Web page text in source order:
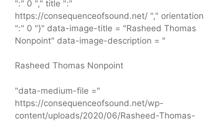
":" 0 "," title ":"
https://consequenceofsound.net/ "," orientation
":" 0 "}" data-image-title = "Rasheed Thomas
Nonpoint" data-image-description = "
Rasheed Thomas Nonpoint
"data-medium-file ="
https://consequenceofsound.net/wp-
content/uploads/2020/06/Rasheed-Thomas-